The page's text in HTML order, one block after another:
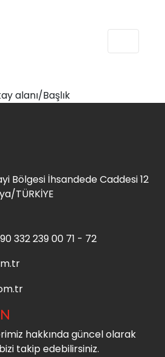
alanı/Başlık
Bölgesi İhsandede Caddesi 12
TÜRKİYE
332 239 00 71 - 72
hakkında güncel olarak
takip edebilirsiniz.